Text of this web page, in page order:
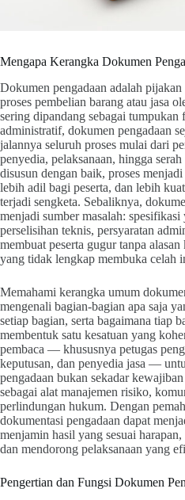
Mengapa Kerangka Dokumen
Dokumen pengadaan adalah pijakan
proses pembelian barang atau jasa
sering dipandang sebagai
administratif, dokumen pengadaan
jalannya seluruh proses mulai dari
penyedia, pelaksanaan, hingga
disusun dengan baik, proses
lebih adil bagi peserta, dan lebih
terjadi sengketa. Sebaliknya,
menjadi sumber masalah:
perselisihan teknis, persyaratan
membuat peserta gugur tanpa
yang tidak lengkap membuka celah
Memahami kerangka umum
mengenali bagian-bagian apa saja
setiap bagian, serta bagaimana tiap
membentuk satu kesatuan yang
pembaca — khususnya petugas
keputusan, dan penyedia jasa —
pengadaan bukan sekadar
sebagai alat manajemen risiko,
perlindungan hukum. Dengan
dokumentasi pengadaan dapat
menjamin hasil yang sesuai
dan mendorong pelaksanaan yang
Pengertian dan Fungsi Dokumen